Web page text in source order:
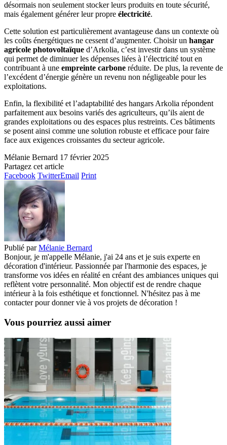
désormais non seulement stocker leurs produits en toute sécurité,
mais également générer leur propre électricité.
Cette solution est particulièrement avantageuse dans un contexte où
les coûts énergétiques ne cessent d’augmenter. Choisir un hangar
agricole photovoltaïque d’Arkolia, c’est investir dans un système
qui permet de diminuer les dépenses liées à l’électricité tout en
contribuant à une empreinte carbone réduite. De plus, la revente de
l’excédent d’énergie génère un revenu non négligeable pour les
exploitations.
Enfin, la flexibilité et l’adaptabilité des hangars Arkolia répondent
parfaitement aux besoins variés des agriculteurs, qu’ils aient de
grandes exploitations ou des espaces plus restreints. Ces bâtiments
se posent ainsi comme une solution robuste et efficace pour faire
face aux exigences croissantes du secteur agricole.
Mélanie Bernard 17 février 2025
Partagez cet article
Facebook TwitterEmail Print
Publié par Mélanie Bernard
Bonjour, je m'appelle Mélanie, j'ai 24 ans et je suis experte en
décoration d'intérieur. Passionnée par l'harmonie des espaces, je
transforme vos idées en réalité en créant des ambiances uniques qui
reflètent votre personnalité. Mon objectif est de rendre chaque
intérieur à la fois esthétique et fonctionnel. N'hésitez pas à me
contacter pour donner vie à vos projets de décoration !
Vous pourriez aussi aimer